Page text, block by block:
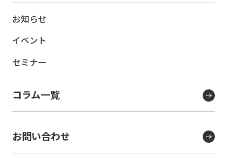
お知らせ
イベント
セミナー
コラム一覧
お問い合わせ